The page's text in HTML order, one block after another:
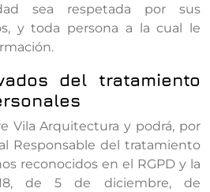
sea respetada por sus
y toda persona a la cual le
del tratamiento
Vila Arquitectura y podrá, por
Responsable del tratamiento
reconocidos en el RGPD y la
de 5 de diciembre, de